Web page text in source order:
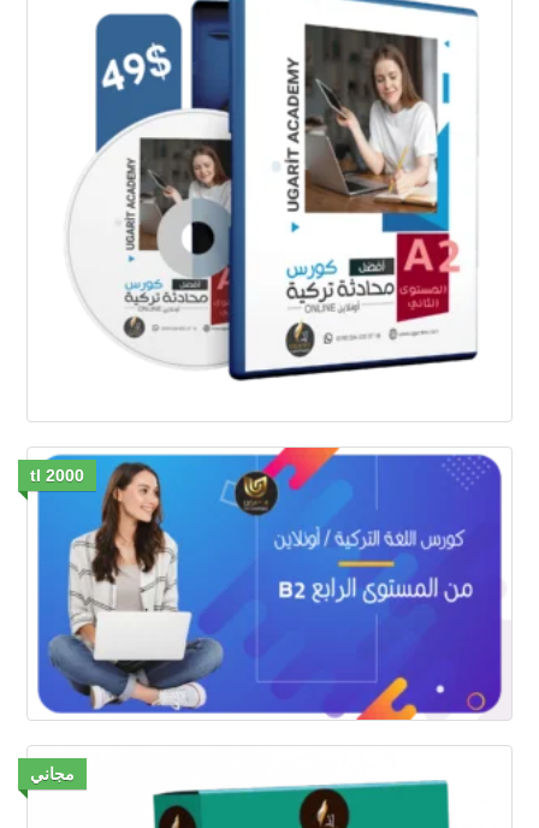
2000 tl
مجاني